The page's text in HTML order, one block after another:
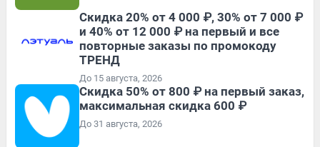
Скидка 20% от 4 000 ₽, 30% от 7 000 ₽
и 40% от 12 000 ₽ на первый и все
повторные заказы по промокоду
ТРЕНД
До 15 августа, 2026
Скидка 50% от 800 ₽ на первый заказ,
максимальная скидка 600 ₽
До 31 августа, 2026